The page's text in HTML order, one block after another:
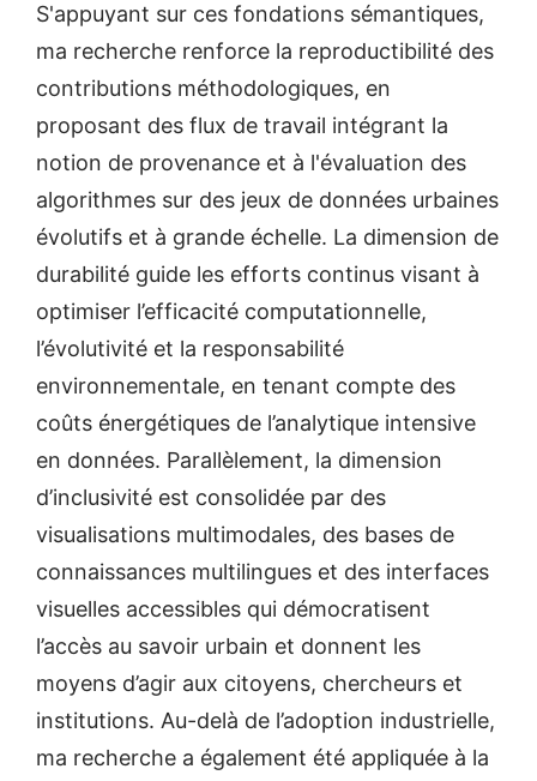
S'appuyant sur ces fondations sémantiques,
ma recherche renforce la reproductibilité des
contributions méthodologiques, en
proposant des flux de travail intégrant la
notion de provenance et à l'évaluation des
algorithmes sur des jeux de données urbaines
évolutifs et à grande échelle. La dimension de
durabilité guide les efforts continus visant à
optimiser l’efficacité computationnelle,
l’évolutivité et la responsabilité
environnementale, en tenant compte des
coûts énergétiques de l’analytique intensive
en données. Parallèlement, la dimension
d’inclusivité est consolidée par des
visualisations multimodales, des bases de
connaissances multilingues et des interfaces
visuelles accessibles qui démocratisent
l’accès au savoir urbain et donnent les
moyens d’agir aux citoyens, chercheurs et
institutions. Au-delà de l’adoption industrielle,
ma recherche a également été appliquée à la